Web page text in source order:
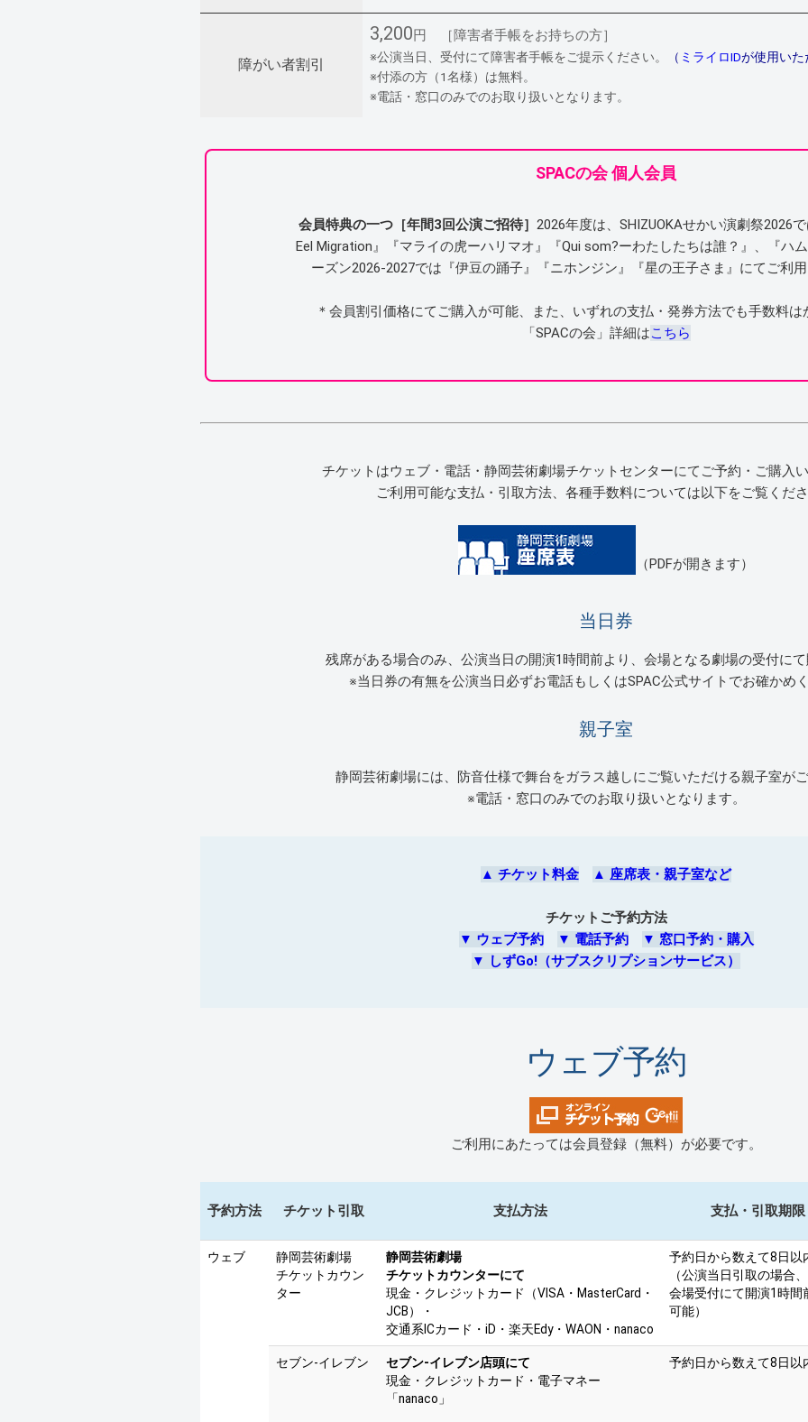
障がい者割引
3,200円 ［障害者手帳をお持ちの方］
※公演当日、受付にて障害者手帳をご提示ください。 （ ミライロIDが使用いた
※付添の方（1名様）は無料。
※電話・窓口のみでのお取り扱いとなります。
SPACの会 個人会員
会員特典の一つ［年間3回公演ご招待］ 2026年度は、SHIZUOKAせかい演劇祭2026
Eel Migration』『マライの虎ーハリマオ』『Qui som?ーわたしたちは誰？』、『ハ
ーズン2026-2027では『伊豆の踊子』『ニホンジン』『星の王子さま』にてご利用
＊会員割引価格にてご購入が可能、また、いずれの支払・発券方法でも手数料は
「SPACの会」詳細はこちら
チケットはウェブ・電話・静岡芸術劇場チケットセンターにてご予約・ご購入い
ご利用可能な支払・引取方法、各種手数料については以下をご覧くださ
（PDFが開きます）
当日券
残席がある場合のみ、公演当日の開演1時間前より、会場となる劇場の受付にて
※当日券の有無を公演当日必ずお電話もしくはSPAC公式サイトでお確かめく
親子室
静岡芸術劇場には、防音仕様で舞台をガラス越しにご覧いただける親子室がご
※電話・窓口のみでのお取り扱いとなります。
▲ チケット料金 ▲ 座席表・親子室など
チケットご予約方法
▼ ウェブ予約 ▼ 電話予約 ▼ 窓口予約・購入
▼ しずGo!（サブスクリプションサービス）
ウェブ予約
ご利用にあたっては会員登録（無料）が必要です。
予約方法 チケット引取 支払方法 支払・引取期限
ウェブ
静岡芸術劇場
チケットカウン
ター
静岡芸術劇場
チケットカウンターにて
現金・クレジットカード（VISA・MasterCard・
JCB）・
交通系ICカード・iD・楽天Edy・WAON・nanaco
予約日から数えて8日以
（公演当日引取の場合、
会場受付にて開演1時間
可能）
セブン-イレブン
セブン-イレブン店頭にて
現金・クレジットカード・電子マネー
「nanaco」
予約日から数えて8日以